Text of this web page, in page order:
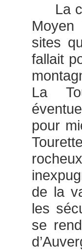
La
Moyen
sites
fallait
La
pour
de la
les
se